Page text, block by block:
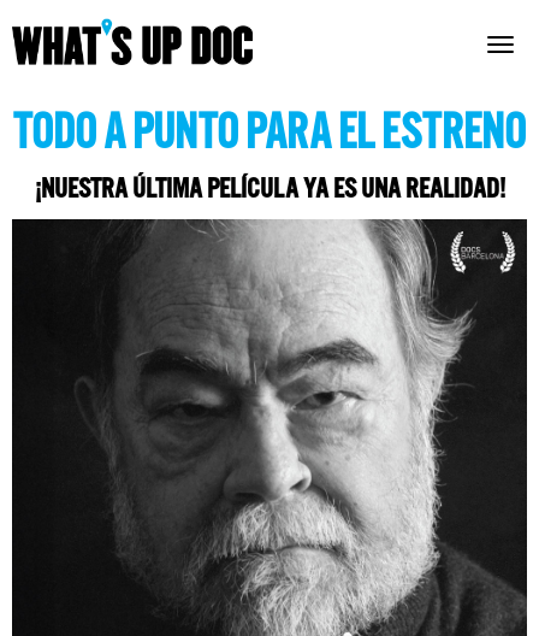
TODO A PUNTO PARA EL ESTRENO
¡NUESTRA ÚLTIMA PELÍCULA YA ES UNA REALIDAD!